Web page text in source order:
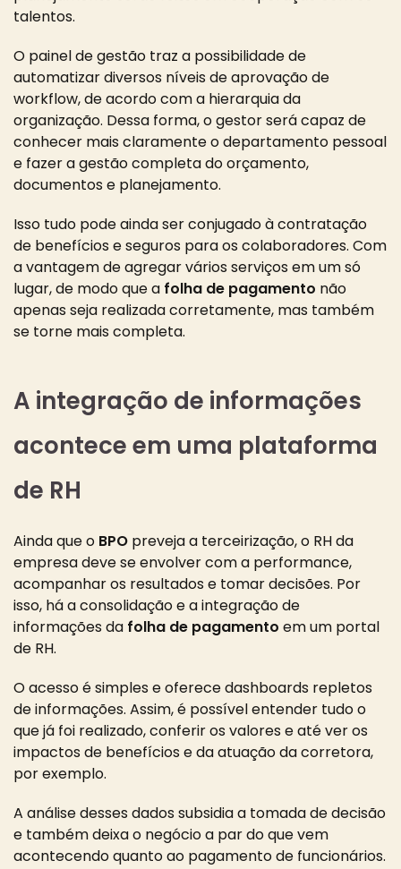
talentos.
O painel de gestão traz a possibilidade de
automatizar diversos níveis de aprovação de
workflow, de acordo com a hierarquia da
organização. Dessa forma, o gestor será capaz de
conhecer mais claramente o departamento pessoal
e fazer a gestão completa do orçamento,
documentos e planejamento.
Isso tudo pode ainda ser conjugado à contratação
de benefícios e seguros para os colaboradores. Com
a vantagem de agregar vários serviços em um só
lugar, de modo que a folha de pagamento não
apenas seja realizada corretamente, mas também
se torne mais completa.
A integração de informações
acontece em uma plataforma
de RH
Ainda que o BPO preveja a terceirização, o RH da
empresa deve se envolver com a performance,
acompanhar os resultados e tomar decisões. Por
isso, há a consolidação e a integração de
informações da folha de pagamento em um portal
de RH.
O acesso é simples e oferece dashboards repletos
de informações. Assim, é possível entender tudo o
que já foi realizado, conferir os valores e até ver os
impactos de benefícios e da atuação da corretora,
por exemplo.
A análise desses dados subsidia a tomada de decisão
e também deixa o negócio a par do que vem
acontecendo quanto ao pagamento de funcionários.